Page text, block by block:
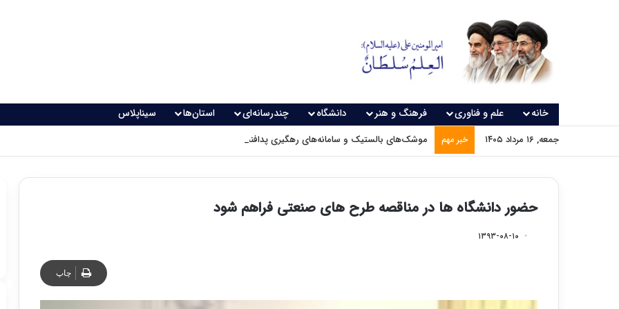
خانه علم و فناوری فرهنگ و هنر دانشگاه چندرسانه‌ای استان‌ها سیناپلاس
جمعه, ۱۶ مرداد ۱۴۰۵ خبر مهم موشک‌های بالستیک و سامانه‌های رهگیری پدافندی چگونه کار می کنند؟
حضور دانشگاه ها در مناقصه طرح های صنعتی فراهم شود
۱۳۹۳-۰۸-۱۰
چاپ